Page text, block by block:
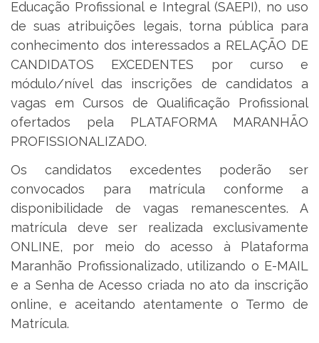
Educação Profissional e Integral (SAEPI), no uso
de suas atribuições legais, torna pública para
conhecimento dos interessados a RELAÇÃO DE
CANDIDATOS EXCEDENTES por curso e
módulo/nível das inscrições de candidatos a
vagas em Cursos de Qualificação Profissional
ofertados pela PLATAFORMA MARANHÃO
PROFISSIONALIZADO.
Os candidatos excedentes poderão ser
convocados para matrícula conforme a
disponibilidade de vagas remanescentes. A
matrícula deve ser realizada exclusivamente
ONLINE, por meio do acesso à Plataforma
Maranhão Profissionalizado, utilizando o E-MAIL
e a Senha de Acesso criada no ato da inscrição
online, e aceitando atentamente o Termo de
Matrícula.